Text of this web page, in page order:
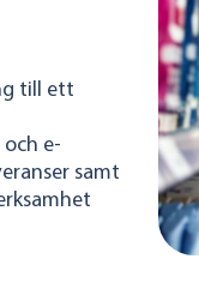
till ett
e-
samt